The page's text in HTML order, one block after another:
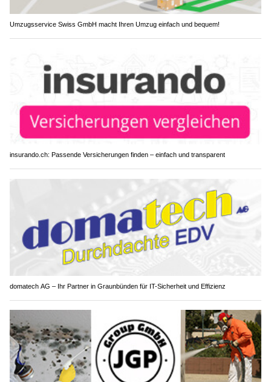
Umzugsservice Swiss GmbH macht Ihren Umzug einfach und bequem!
insurando.ch: Passende Versicherungen finden – einfach und transparent
domatech AG – Ihr Partner in Graunbünden für IT-Sicherheit und Effizienz